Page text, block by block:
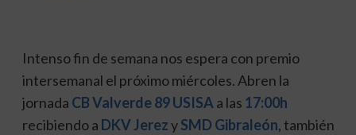
Intenso fin de semana nos espera con premio
intersemanal el próximo miércoles. Abren la
jornada CB Valverde 89 USISA a las 17:00h
recibiendo a DKV JerezySMD Gibraleón, también